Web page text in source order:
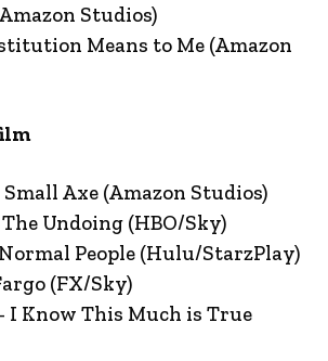
Studios)
Means to Me (Amazon
Axe (Amazon Studios)
Undoing (HBO/Sky)
People (Hulu/StarzPlay)
(FX/Sky)
I Know This Much is True